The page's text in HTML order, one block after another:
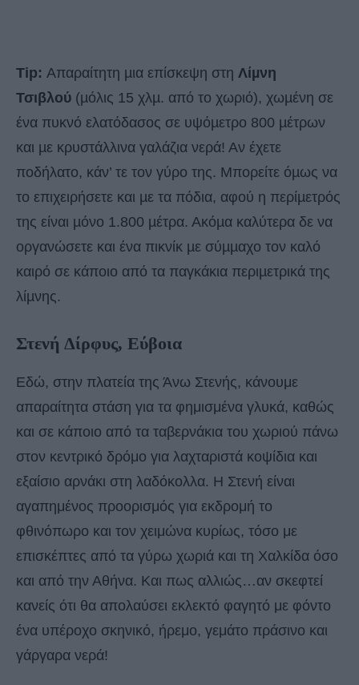
Tip: Απαραίτητη µια επίσκεψη στη Λίµνη
Τσιβλού (µόλις 15 χλµ. από το χωριό), χωµένη σε
ένα πυκνό ελατόδασος σε υψόµετρο 800 µέτρων
και µε κρυστάλλινα γαλάζια νερά! Αν έχετε
ποδήλατο, κάν’ τε τον γύρο της. Μπορείτε όµως να
το επιχειρήσετε και µε τα πόδια, αφού η περίµετρός
της είναι µόνο 1.800 µέτρα. Ακόµα καλύτερα δε να
οργανώσετε και ένα πικνίκ µε σύµµαχο τον καλό
καιρό σε κάποιο από τα παγκάκια περιµετρικά της
λίµνης.
Στενή Δίρφυς, Εύβοια
Εδώ, στην πλατεία της Άνω Στενής, κάνουμε
απαραίτητα στάση για τα φημισμένα γλυκά, καθώς
και σε κάποιο από τα ταβερνάκια του χωριού πάνω
στον κεντρικό δρόμο για λαχταριστά κοψίδια και
εξαίσιο αρνάκι στη λαδόκολλα. Η Στενή είναι
αγαπημένος προορισμός για εκδρομή το
φθινόπωρο και τον χειμώνα κυρίως, τόσο με
επισκέπτες από τα γύρω χωριά και τη Χαλκίδα όσο
και από την Αθήνα. Και πως αλλιώς…αν σκεφτεί
κανείς ότι θα απολαύσει εκλεκτό φαγητό με φόντο
ένα υπέροχο σκηνικό, ήρεμο, γεμάτο πράσινο και
γάργαρα νερά!